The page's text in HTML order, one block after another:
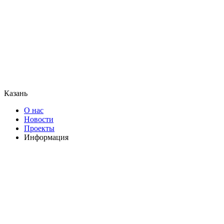
Казань
О нас
Новости
Проекты
Информация